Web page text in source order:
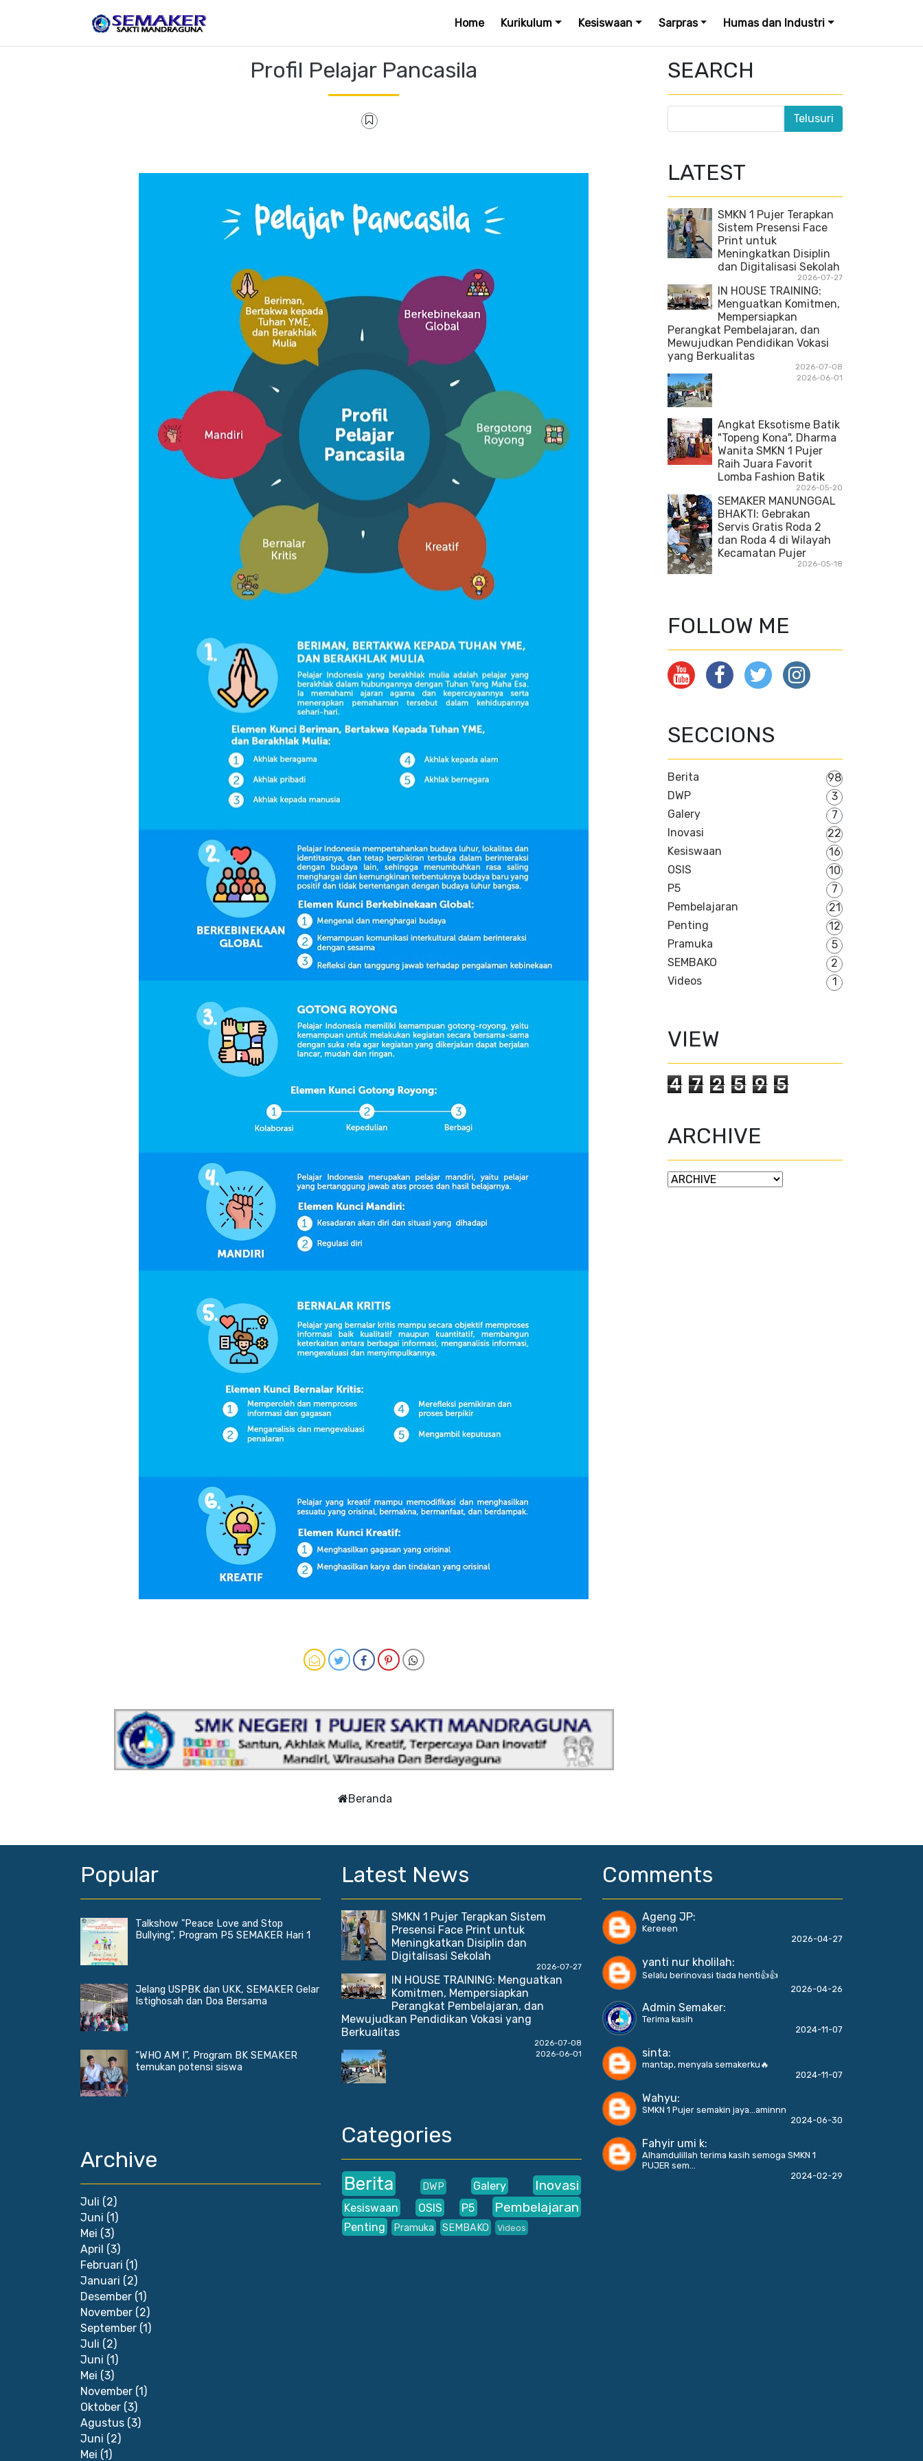
Home Kurikulum Kesiswaan Sarpras Humas dan Industri
Profil Pelajar Pancasila
Beranda
SEARCH
LATEST
SMKN 1 Pujer Terapkan
Sistem Presensi Face
Print untuk
Meningkatkan Disiplin
dan Digitalisasi Sekolah
2026-07-27
IN HOUSE TRAINING:
Menguatkan Komitmen,
Mempersiapkan
Perangkat Pembelajaran, dan
Mewujudkan Pendidikan Vokasi
yang Berkualitas
2026-07-08
2026-06-01
Angkat Eksotisme Batik
"Topeng Kona", Dharma
Wanita SMKN 1 Pujer
Raih Juara Favorit
Lomba Fashion Batik
2026-05-20
SEMAKER MANUNGGAL
BHAKTI: Gebrakan
Servis Gratis Roda 2
dan Roda 4 di Wilayah
Kecamatan Pujer
2026-05-18
FOLLOW ME
SECCIONS
Berita
98
DWP
3
Galery
7
Inovasi
22
Kesiswaan
16
OSIS
10
P5
7
Pembelajaran
21
Penting
12
Pramuka
5
SEMBAKO
2
Videos
1
VIEW
4 7 2 5 9 5
ARCHIVE
Popular
Talkshow "Peace Love and Stop
Bullying", Program P5 SEMAKER Hari 1
Jelang USPBK dan UKK, SEMAKER Gelar
Istighosah dan Doa Bersama
“WHO AM I”, Program BK SEMAKER
temukan potensi siswa
Archive
Juli (2)
Juni (1)
Mei (3)
April (3)
Februari (1)
Januari (2)
Desember (1)
November (2)
September (1)
Juli (2)
Juni (1)
Mei (3)
November (1)
Oktober (3)
Agustus (3)
Juni (2)
Mei (1)
Latest News
SMKN 1 Pujer Terapkan Sistem
Presensi Face Print untuk
Meningkatkan Disiplin dan
Digitalisasi Sekolah
2026-07-27
IN HOUSE TRAINING: Menguatkan
Komitmen, Mempersiapkan
Perangkat Pembelajaran, dan
Mewujudkan Pendidikan Vokasi yang
Berkualitas
2026-07-08
2026-06-01
Categories
Berita DWP Galery Inovasi
Kesiswaan OSIS P5 Pembelajaran
Penting Pramuka SEMBAKO Videos
Comments
Ageng JP:
Kereeen
2026-04-27
yanti nur kholilah:
Selalu berinovasi tiada henti👍👍
2026-04-26
Admin Semaker:
Terima kasih
2024-11-07
sinta:
mantap, menyala semakerku🔥
2024-11-07
Wahyu:
SMKN 1 Pujer semakin jaya...aminnn
2024-06-30
Fahyir umi k:
Alhamdulillah terima kasih semoga SMKN 1
PUJER sem...
2024-02-29